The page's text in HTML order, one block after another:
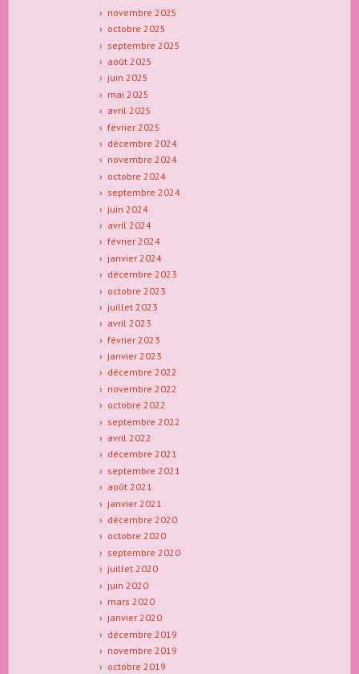
novembre 2025
octobre 2025
septembre 2025
août 2025
juin 2025
mai 2025
avril 2025
février 2025
décembre 2024
novembre 2024
octobre 2024
septembre 2024
juin 2024
avril 2024
février 2024
janvier 2024
décembre 2023
octobre 2023
juillet 2023
avril 2023
février 2023
janvier 2023
décembre 2022
novembre 2022
octobre 2022
septembre 2022
avril 2022
décembre 2021
septembre 2021
août 2021
janvier 2021
décembre 2020
octobre 2020
septembre 2020
juillet 2020
juin 2020
mars 2020
janvier 2020
décembre 2019
novembre 2019
octobre 2019